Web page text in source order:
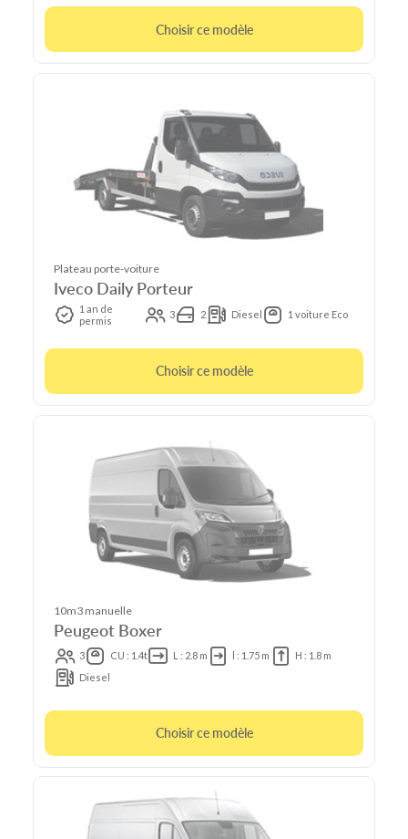
Choisir ce modèle
Plateau porte-voiture
Iveco Daily Porteur
1 an de
permis
3 2 Diesel 1 voiture Eco
Choisir ce modèle
10m3 manuelle
Peugeot Boxer
3 CU : 1.4t L : 2.8 m l : 1.75 m
H : 1.8 m
Diesel
Choisir ce modèle